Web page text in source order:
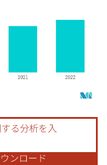
4.0の表示が必要です。